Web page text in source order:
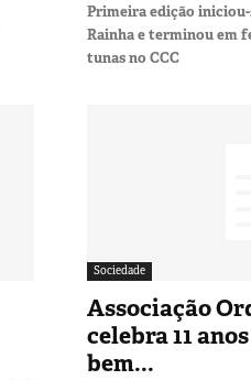
Primeira edição iniciou-
Rainha e terminou em
tunas no CCC
Sociedade
Associação
celebra 11
bem...